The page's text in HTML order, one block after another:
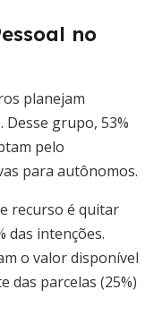
no
planejam
grupo, 53%
pelo
para autônomos.
recurso é quitar
das intenções.
o valor disponível
das parcelas (25%)